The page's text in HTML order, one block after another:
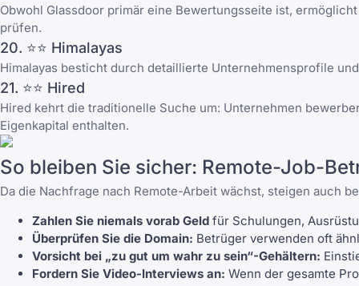
Obwohl Glassdoor primär eine Bewertungsseite ist,
prüfen.
20. ⭐⭐ Himalayas
Himalayas besticht durch detaillierte Unternehmensprofile
21. ⭐⭐ Hired
Hired kehrt die traditionelle Suche um: Unternehmen
Eigenkapital enthalten.
So bleiben Sie sicher: Remote-Job-
Da die Nachfrage nach Remote-Arbeit wächst, steigen auch
Zahlen Sie niemals vorab Geld für Schulungen,
Überprüfen Sie die Domain: Betrüger verwenden oft
Vorsicht bei „zu gut um wahr zu sein“-Gehältern:
Fordern Sie Video-Interviews an: Wenn der gesamte